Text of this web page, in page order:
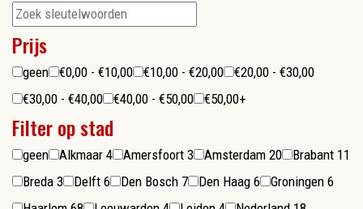
Prijs
geen €0,00 - €10,00 €10,00 - €20,00
€20,00 - €30,00
€30,00 - €40,00
€40,00 - €50,00 €50,00+
Filter op stad
geen Alkmaar 4 Amersfoort 3 Amsterdam 20 Brabant 11
Breda 3 Delft 6 Den Bosch 7 Den Haag 6 Groningen 6